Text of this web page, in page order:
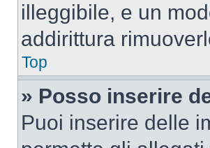
illeggibile, e un
addirittura
Top
» Posso inserire
Puoi inserire delle